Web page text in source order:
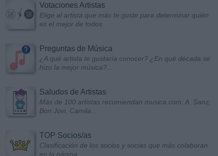
Votaciones Artistas
Elige al artista que más te guste para determinar quién
es el mejor de todos
Preguntas de Música
¿A qué artista te gustaría conocer? ¿En qué década se
hizo la mejor música?...
Saludos de Artistas
Más de 100 artistas recomiendan musica.com: A. Sanz,
Bon Jovi, Camila...
TOP Socios/as
Clasificación de los socios y socias que más colaboran
en la página